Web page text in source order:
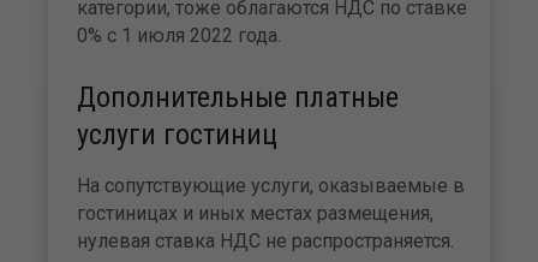
категории, тоже облагаются НДС по ставке
0% с 1 июля 2022 года.
Дополнительные платные
услуги гостиниц
На сопутствующие услуги, оказываемые в
гостиницах и иных местах размещения,
нулевая ставка НДС не распространяется.